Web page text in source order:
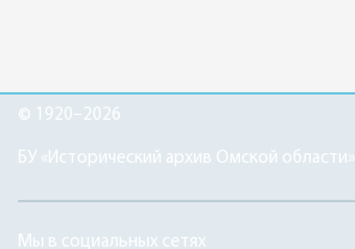
© 1920–2026
БУ «Исторический архив Омской области»
Мы в социальных сетях